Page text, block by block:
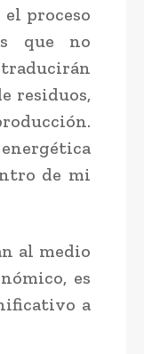
proceso
que no
traducirán
residuos,
de mi
al medio
es
a